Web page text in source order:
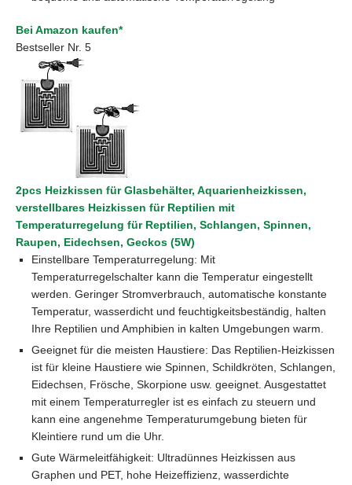
Bei Amazon kaufen*
Bestseller Nr. 5
2pcs Heizkissen für Glasbehälter, Aquarienheizkissen,
verstellbares Heizkissen für Reptilien mit
Temperaturregelung für Reptilien, Schlangen, Spinnen,
Raupen, Eidechsen, Geckos (5W)
Einstellbare Temperaturregelung: Mit
Temperaturregelschalter kann die Temperatur eingestellt
werden. Geringer Stromverbrauch, automatische konstante
Temperatur, wasserdicht und feuchtigkeitsbeständig, halten
Ihre Reptilien und Amphibien in kalten Umgebungen warm.
Geeignet für die meisten Haustiere: Das Reptilien-Heizkissen
ist für kleine Haustiere wie Spinnen, Schildkröten, Schlangen,
Eidechsen, Frösche, Skorpione usw. geeignet. Ausgestattet
mit einem Temperaturregler ist es einfach zu steuern und
kann eine angenehme Temperaturumgebung bieten für
Kleintiere rund um die Uhr.
Gute Wärmeleitfähigkeit: Ultradünnes Heizkissen aus
Graphen und PET, hohe Heizeffizienz, wasserdichte